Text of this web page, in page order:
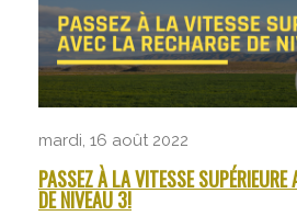
mardi, 16 août 2022
PASSEZ À LA VITESSE SUPÉRIEURE
DE NIVEAU 3!